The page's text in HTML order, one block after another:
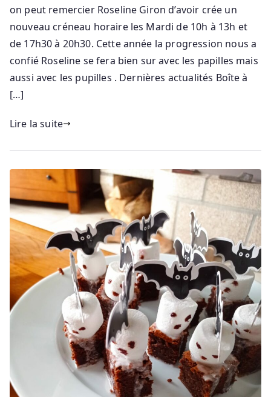
on peut remercier Roseline Giron d’avoir crée un
nouveau créneau horaire les Mardi de 10h à 13h et
de 17h30 à 20h30. Cette année la progression nous a
confié Roseline se fera bien sur avec les papilles mais
aussi avec les pupilles . Dernières actualités Boîte à
[…]
Lire la suite